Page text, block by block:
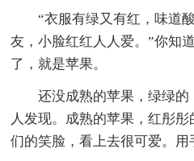
“衣服有绿又有红，味道
友，小脸红红人人爱。”你知
了，就是苹果。
还没成熟的苹果，绿绿
人发现。成熟的苹果，红彤
们的笑脸，看上去很可爱。用